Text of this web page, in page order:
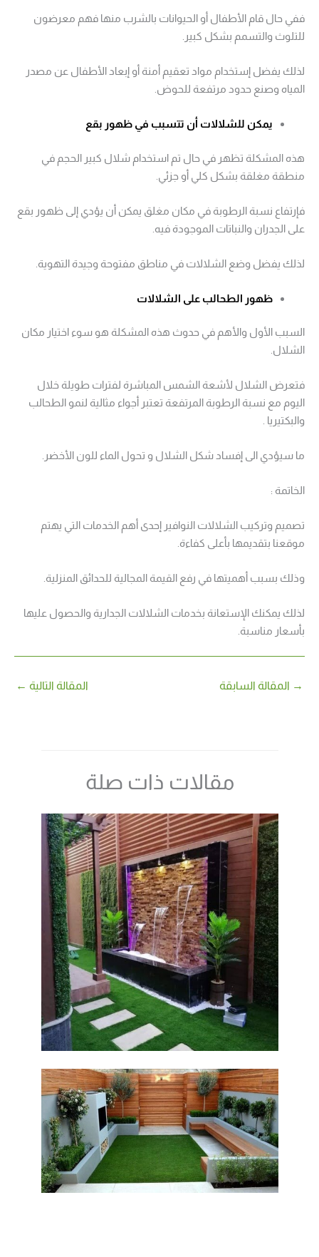
ففي حال قام الأطفال أو الحيوانات بالشرب منها فهم معرضون
للتلوث والتسمم بشكل كبير.
لذلك يفضل إستخدام مواد تعقيم أمنة أو إبعاد الأطفال عن مصدر
المياه وصنع حدود مرتفعة للحوض.
يمكن للشلالات أن تتسبب في ظهور بقع
هذه المشكلة تظهر في حال تم استخدام شلال كبير الحجم في
منطقة مغلقة بشكل كلي أو جزئي.
فإرتفاع نسبة الرطوبة في مكان مغلق يمكن أن يؤدي إلى ظهور بقع
على الجدران والنباتات الموجودة فيه.
لذلك يفضل وضع الشلالات في مناطق مفتوحة وجيدة التهوية.
ظهور الطحالب على الشلالات
السبب الأول والأهم في حدوث هذه المشكلة هو سوء اختيار مكان
الشلال.
فتعرض الشلال لأشعة الشمس المباشرة لفترات طويلة خلال
اليوم مع نسبة الرطوبة المرتفعة تعتبر أجواء مثالية لنمو الطحالب
والبكتيريا .
ما سيؤدي الى إفساد شكل الشلال و تحول الماء للون الأخضر.
الخاتمة :
تصميم وتركيب الشلالات النوافير إحدى أهم الخدمات التي يهتم
موقعنا بتقديمها بأعلى كفاءة.
وذلك بسبب أهميتها في رفع القيمة المجالية للحدائق المنزلية.
لذلك يمكنك الإستعانة بخدمات الشلالات الجدارية والحصول عليها
بأسعار مناسبة.
→ المقالة السابقة المقالة التالية ←
مقالات ذات صلة